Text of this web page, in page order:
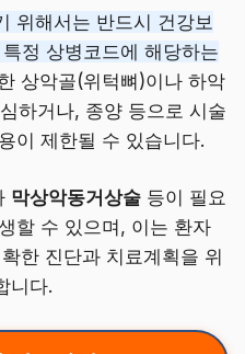
위해서는 반드시 건강보
정 상병코드에 해당하는
상악골(위턱뼈)이나 하악
하거나, 종양 등으로 시술
이 제한될 수 있습니다.
막상악동거상술 등이 필요
할 수 있으며, 이는 환자
한 진단과 치료계획을 위
니다.